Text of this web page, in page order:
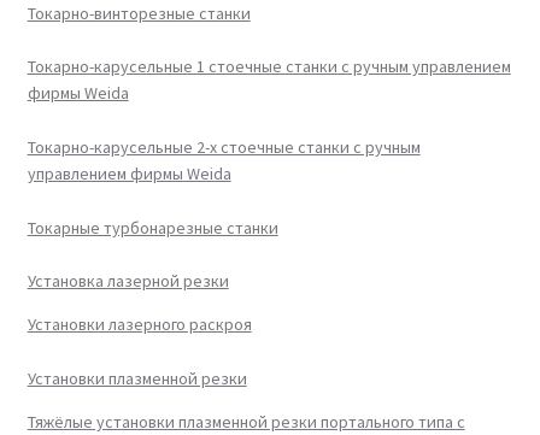
Токарно-винторезные станки
Токарно-карусельные 1 стоечные станки с ручным управлением
фирмы Weida
Токарно-карусельные 2-х стоечные станки с ручным
управлением фирмы Weida
Токарные турбонарезные станки
Установка лазерной резки
Установки лазерного раскроя
Установки плазменной резки
Тяжёлые установки плазменной резки портального типа с